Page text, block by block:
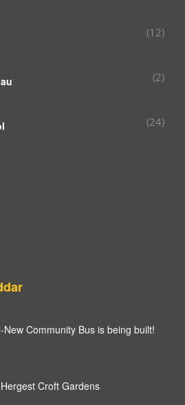
(12)
(2)
(24)
Community Bus is being built!
Croft Gardens